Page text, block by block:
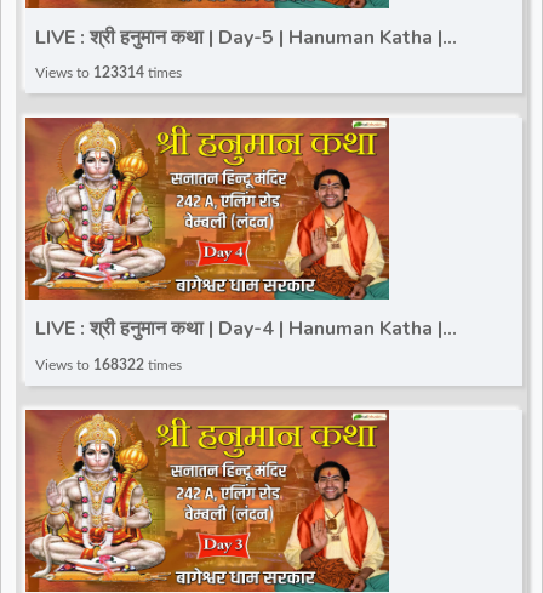
LIVE : श्री हनुमान कथा | Day-5 | Hanuman Katha |
Bageshwar Dham Sarkar | London, U.K.
Views to 123314 times
LIVE : श्री हनुमान कथा | Day-4 | Hanuman Katha |
Bageshwar Dham Sarkar | London, U.K
Views to 168322 times